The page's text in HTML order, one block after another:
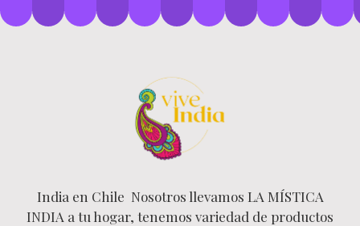
India en Chile Nosotros llevamos LA MÍSTICA
INDIA a tu hogar, tenemos variedad de productos